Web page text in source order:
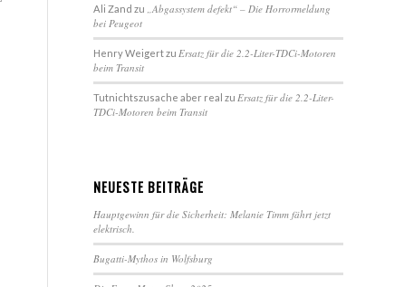
Ali Zand zu
„Abgassystem defekt“ – Die Horrormeldung
bei Peugeot
Henry Weigertzu Ersatz für die 2.2-Liter-TDCi-Motoren
beim Transit
Tutnichtszusache aber real zu Ersatz für die 2.2-Liter-
TDCi-Motoren beim Transit
NEUESTE BEITRÄGE
Hauptgewinn für die Sicherheit: Melanie Timm fährt jetzt
elektrisch.
Bugatti-Mythos in Wolfsburg